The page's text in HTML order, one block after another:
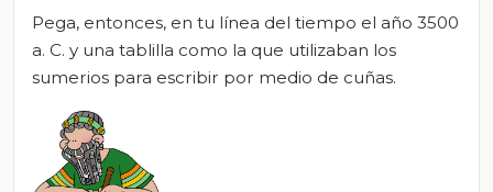
Pega, entonces, en tu línea del tiempo el año 3500
a. C. y una tablilla como la que utilizaban los
sumerios para escribir por medio de cuñas.